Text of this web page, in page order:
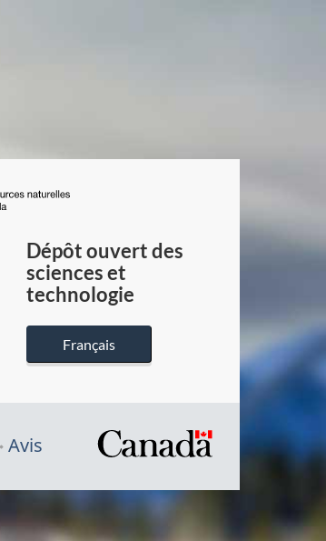
du
Canada
Dépôt ouvert des
sciences et
technologie
Français
Avis
/
gouvernement